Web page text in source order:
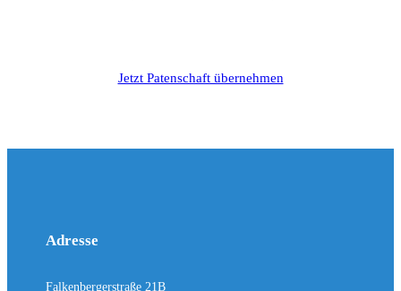
Jetzt Patenschaft übernehmen
Adresse
Falkenbergerstraße 21B